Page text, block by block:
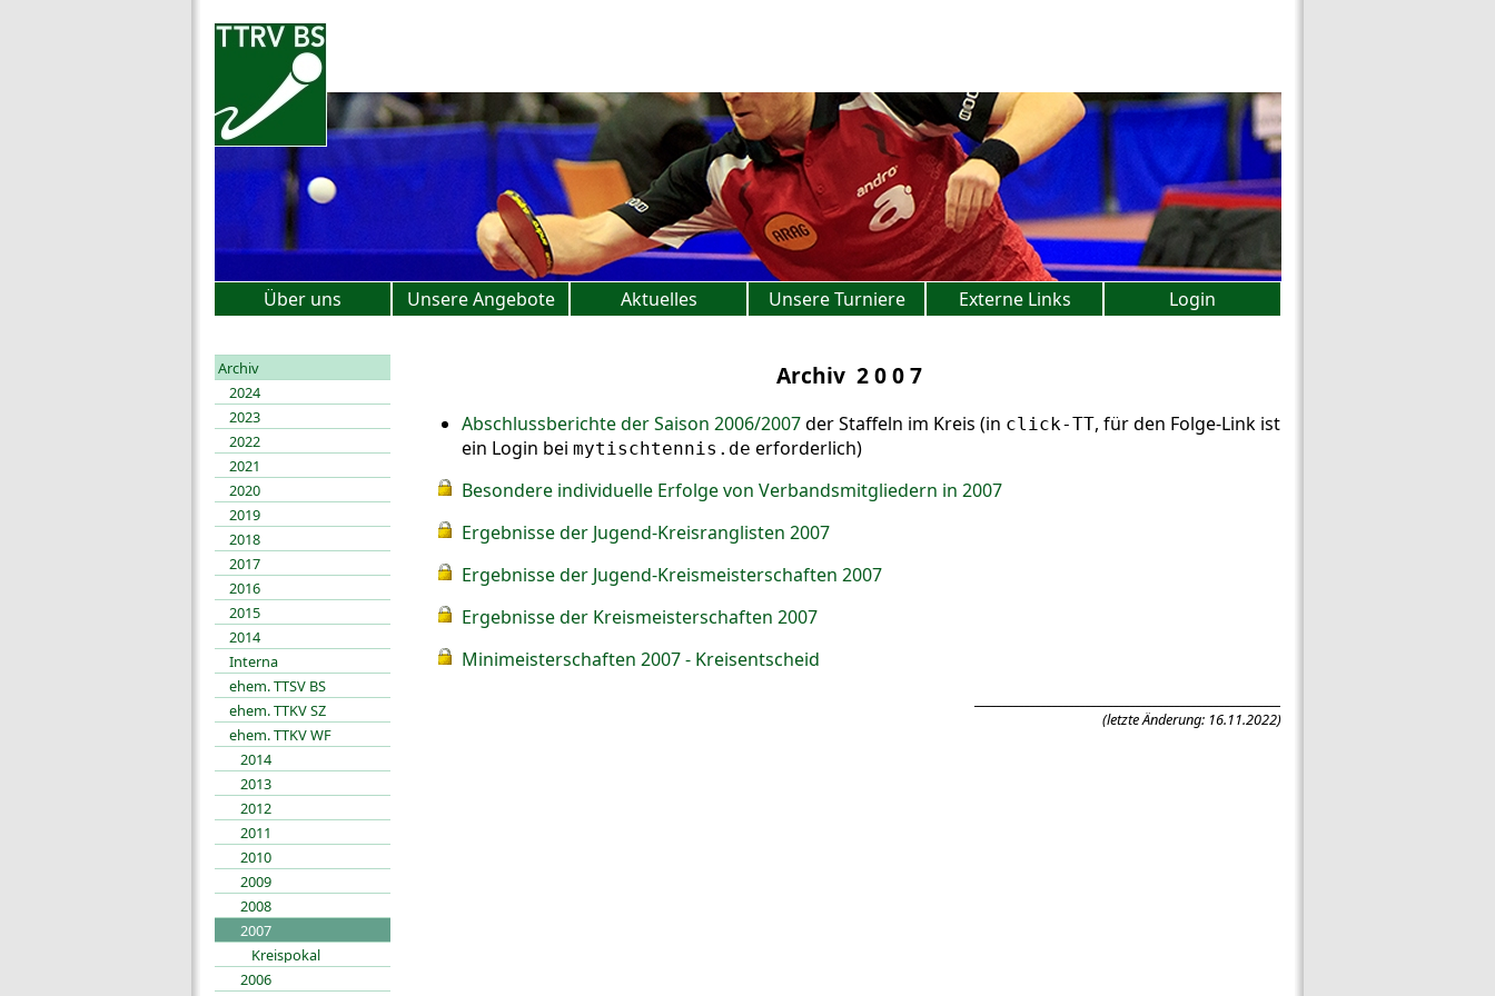
Über uns Unsere Angebote Aktuelles Unsere Turniere Externe Links Login
Archiv
2024
2023
2022
2021
2020
2019
2018
2017
2016
2015
2014
Interna
ehem. TTSV BS
ehem. TTKV SZ
ehem. TTKV WF
2014
2013
2012
2011
2010
2009
2008
2007
Kreispokal
2006
Archiv 2 0 0 7
Abschlussberichte der Saison 2006/2007der Staffeln im Kreis (in click-TT, für den Folge-Link ist
ein Login bei mytischtennis.de erforderlich)
Besondere individuelle Erfolge von Verbandsmitgliedern in 2007
Ergebnisse der Jugend-Kreisranglisten 2007
Ergebnisse der Jugend-Kreismeisterschaften 2007
Ergebnisse der Kreismeisterschaften 2007
Minimeisterschaften 2007 - Kreisentscheid
(letzte Änderung: 16.11.2022)